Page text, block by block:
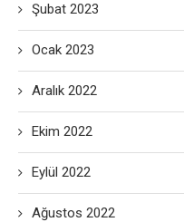
Şubat 2023
Ocak 2023
Aralık 2022
Ekim 2022
Eylül 2022
Ağustos 2022